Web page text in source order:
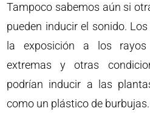
Tampoco sabemos aún si
pueden inducir el sonido.
la exposición a los rayos
extremas y otras
podrían inducir a las
como un plástico de burbujas.